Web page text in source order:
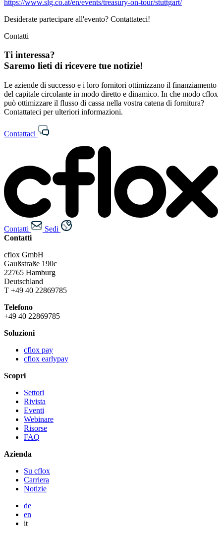
https://www.slg.co.at/en/events/treasury-on-tour/stuttgart/
Desiderate partecipare all'evento? Contattateci!
Contatti
Ti interessa?
Saremo lieti di ricevere tue notizie!
Le aziende di successo e i loro fornitori ottimizzano il finanziamento
del capitale circolante in modo diretto e dinamico. In che modo cflox
può ottimizzare il flusso di cassa nella vostra catena di fornitura?
Contattateci per ulteriori informazioni.
Contattaci
Contatti
Sedi
Contatti
cflox GmbH
Gaußstraße 190c
22765 Hamburg
Deutschland
T +49 40 22869785
Telefono
+49 40 22869785
Soluzioni
cflox pay
cflox earlypay
Scopri
Settori
Rivista
Eventi
Webinare
Risorse
FAQ
Azienda
Su cflox
Carriera
Notizie
de
en
it